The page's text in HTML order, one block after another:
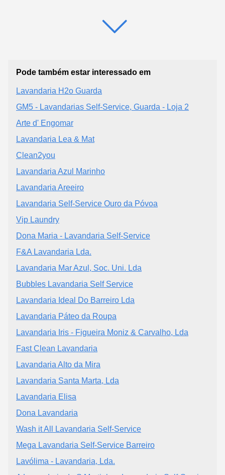
Pode também estar interessado em
Lavandaria H2o Guarda
GM5 - Lavandarias Self-Service, Guarda - Loja 2
Arte d' Engomar
Lavandaria Lea & Mat
Clean2you
Lavandaria Azul Marinho
Lavandaria Areeiro
Lavandaria Self-Service Ouro da Póvoa
Vip Laundry
Dona Maria - Lavandaria Self-Service
F&A Lavandaria Lda.
Lavandaria Mar Azul, Soc. Uni. Lda
Bubbles Lavandaria Self Service
Lavandaria Ideal Do Barreiro Lda
Lavandaria Páteo da Roupa
Lavandaria Iris - Figueira Moniz & Carvalho, Lda
Fast Clean Lavandaria
Lavandaria Alto da Mira
Lavandaria Santa Marta, Lda
Lavandaria Elisa
Dona Lavandaria
Wash it All Lavandaria Self-Service
Mega Lavandaria Self-Service Barreiro
Lavólima - Lavandaria, Lda.